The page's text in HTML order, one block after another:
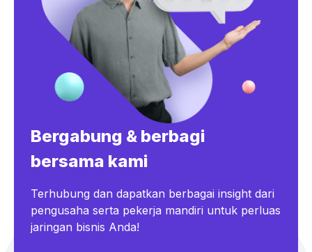
Bergabung & berbagi
bersama kami
Terhubung dan dapatkan berbagai insight dari
pengusaha serta pekerja mandiri untuk perluas
jaringan bisnis Anda!